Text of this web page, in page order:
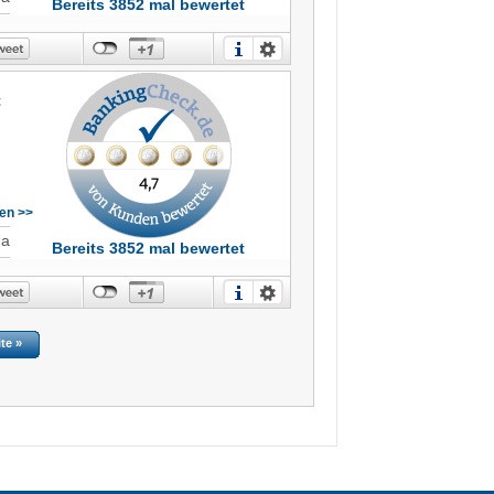
Bereits 3852 mal bewertet
>>
Bereits 3852 mal bewertet
»